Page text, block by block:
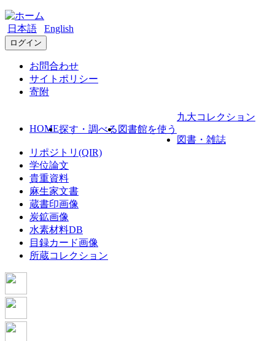
日本語 English
ログイン
お問合わせ
サイトポリシー
寄附
HOME探す・調べる 図書館を使う
九大コレクション
図書・雑誌
リポジトリ(QIR)
学位論文
貴重資料
麻生家文書
蔵書印画像
炭鉱画像
水素材料DB
目録カード画像
所蔵コレクション